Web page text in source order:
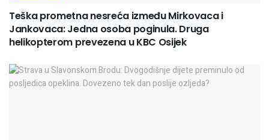
Teška prometna nesreća između Mirkovaca i
Jankovaca: Jedna osoba poginula. Druga
helikopterom prevezena u KBC Osijek